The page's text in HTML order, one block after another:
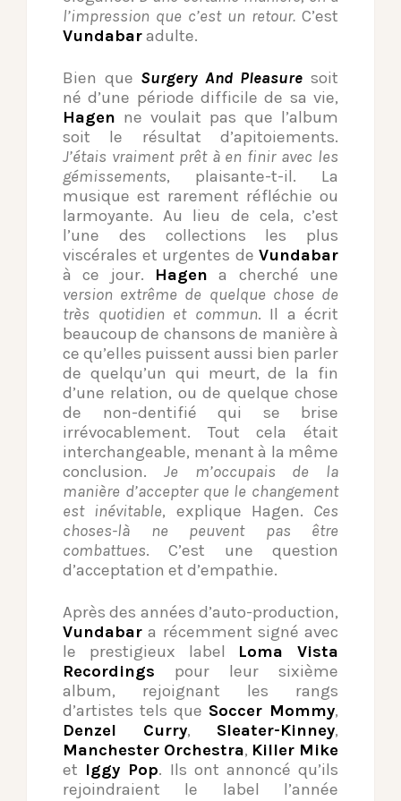
l’impression que c’est un retour. C’est
Vundabaradulte.
Bien que Surgery And Pleasure soit
né d’une période difficile de sa vie,
Hagen ne voulait pas que l’album
soit le résultat d’apitoiements.
J’étais vraiment prêt à en finir avec les
gémissements, plaisante-t-il. La
musique est rarement réfléchie ou
larmoyante. Au lieu de cela, c’est
l’une des collections les plus
viscérales et urgentes de Vundabar
à ce jour. Hagen a cherché une
version extrême de quelque chose de
très quotidien et commun. Il a écrit
beaucoup de chansons de manière à
ce qu’elles puissent aussi bien parler
de quelqu’un qui meurt, de la fin
d’une relation, ou de quelque chose
de non-dentifié qui se brise
irrévocablement. Tout cela était
interchangeable, menant à la même
conclusion. Je m’occupais de la
manière d’accepter que le changement
est inévitable, explique Hagen. Ces
choses-là ne peuvent pas être
combattues. C’est une question
d’acceptation et d’empathie.
Après des années d’auto-production,
Vundabar a récemment signé avec
le prestigieux label Loma Vista
Recordings pour leur sixième
album, rejoignant les rangs
d’artistes tels que Soccer Mommy,
Denzel Curry, Sleater-Kinney,
Manchester Orchestra, Killer Mike
et Iggy Pop. Ils ont annoncé qu’ils
rejoindraient le label l’année